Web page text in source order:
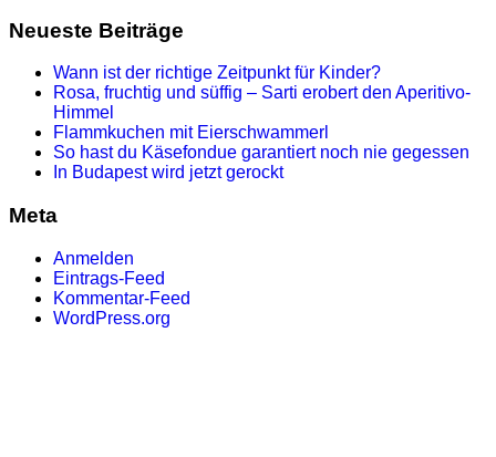
Neueste Beiträge
Wann ist der richtige Zeitpunkt für Kinder?
Rosa, fruchtig und süffig – Sarti erobert den Aperitivo-
Himmel
Flammkuchen mit Eierschwammerl
So hast du Käsefondue garantiert noch nie gegessen
In Budapest wird jetzt gerockt
Meta
Anmelden
Eintrags-Feed
Kommentar-Feed
WordPress.org